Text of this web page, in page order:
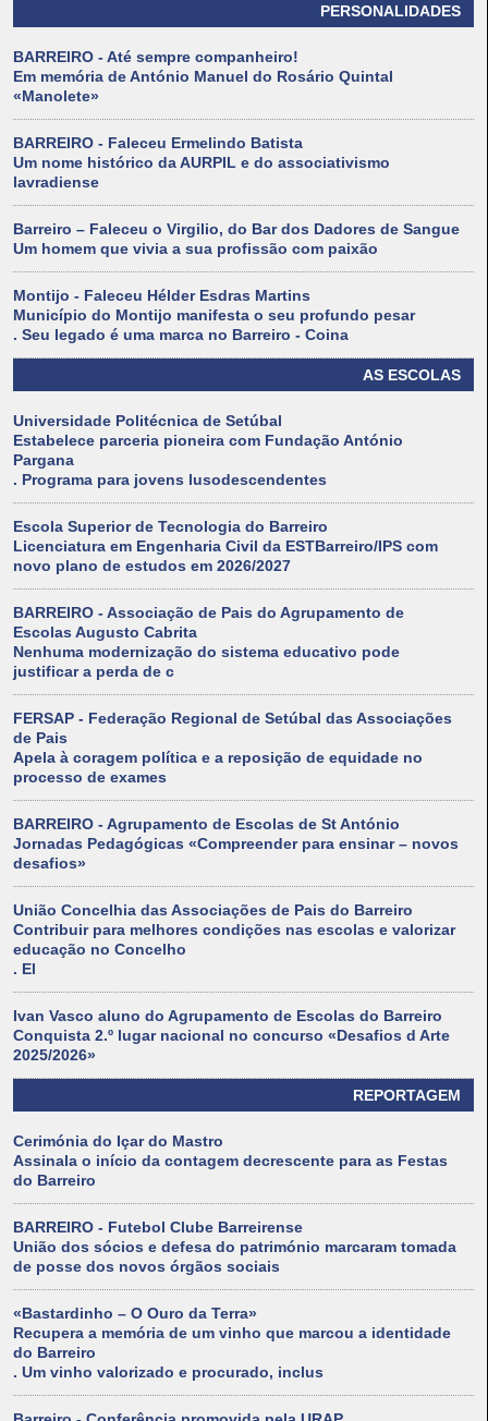
PERSONALIDADES
BARREIRO - Até sempre companheiro!
Em memória de António Manuel do Rosário Quintal
«Manolete»
BARREIRO - Faleceu Ermelindo Batista
Um nome histórico da AURPIL e do associativismo
lavradiense
Barreiro – Faleceu o Virgilio, do Bar dos Dadores de Sangue
Um homem que vivia a sua profissão com paixão
Montijo - Faleceu Hélder Esdras Martins
Município do Montijo manifesta o seu profundo pesar
. Seu legado é uma marca no Barreiro - Coina
AS ESCOLAS
Universidade Politécnica de Setúbal
Estabelece parceria pioneira com Fundação António
Pargana
. Programa para jovens lusodescendentes
Escola Superior de Tecnologia do Barreiro
Licenciatura em Engenharia Civil da ESTBarreiro/IPS com
novo plano de estudos em 2026/2027
BARREIRO - Associação de Pais do Agrupamento de
Escolas Augusto Cabrita
Nenhuma modernização do sistema educativo pode
justificar a perda de c
FERSAP - Federação Regional de Setúbal das Associações
de Pais
Apela à coragem política e a reposição de equidade no
processo de exames
BARREIRO - Agrupamento de Escolas de St António
Jornadas Pedagógicas «Compreender para ensinar – novos
desafios»
União Concelhia das Associações de Pais do Barreiro
Contribuir para melhores condições nas escolas e valorizar
educação no Concelho
. El
Ivan Vasco aluno do Agrupamento de Escolas do Barreiro
Conquista 2.º lugar nacional no concurso «Desafios d Arte
2025/2026»
REPORTAGEM
Cerimónia do Içar do Mastro
Assinala o início da contagem decrescente para as Festas
do Barreiro
BARREIRO - Futebol Clube Barreirense
União dos sócios e defesa do património marcaram tomada
de posse dos novos órgãos sociais
«Bastardinho – O Ouro da Terra»
Recupera a memória de um vinho que marcou a identidade
do Barreiro
. Um vinho valorizado e procurado, inclus